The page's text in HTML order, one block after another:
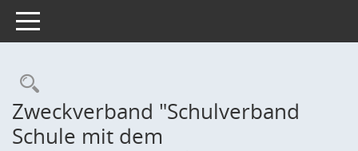
Toggle navigation
Rechercheauswahl
Zweckverband "Schulverband
Schule mit dem